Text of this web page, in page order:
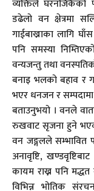
व्यक्तिले घरनजिकैको
डढेलो वन क्षेत्रमा
गाईबाख्राका लागि
पनि समस्या
वन्यजन्तु तथा
बनाइ भलको बहाव र
भएर धनजन र
बताउनुभयो । वनले
रुखवाट सृजना हुने
वन जङ्गलले सम्भावित
अनावृष्टि,
कायम राख्न पनि
विभिन्न भोतिक